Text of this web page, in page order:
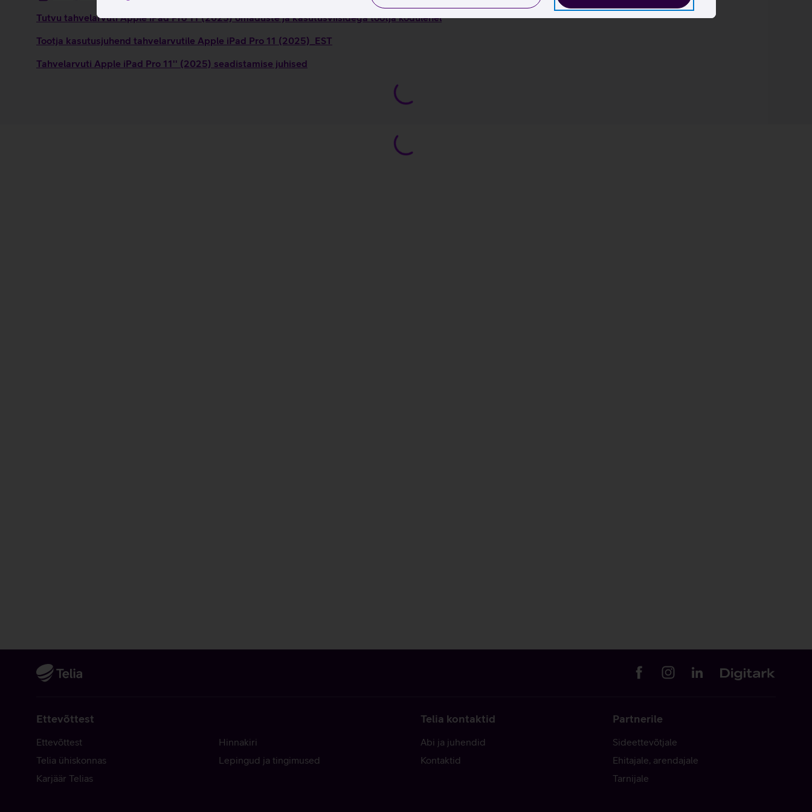
Tutvu tahvelarvuti Apple iPad Pro 11 (2025) omaduste ja kasutusviisidega tootja kodulehel
Tootja kasutusjuhend tahvelarvutile Apple iPad Pro 11 (2025)_EST
Tahvelarvuti Apple iPad Pro 11'' (2025) seadistamise juhised
Ettevõttest
Ettevõttest
Telia ühiskonnas
Karjäär Telias
Hinnakiri
Lepingud ja tingimused
Telia kontaktid
Abi ja juhendid
Kontaktid
Partnerile
Sideettevõtjale
Ehitajale, arendajale
Tarnijale